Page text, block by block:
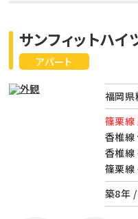
アパート
サンフィットハ
福岡県
篠栗線
香椎線
香椎線
篠栗線
築8年